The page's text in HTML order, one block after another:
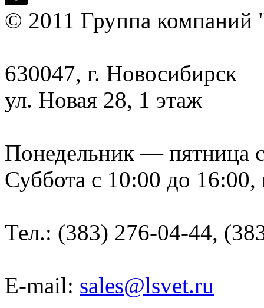
© 2011 Группа
630047, г. Новосибирск
ул. Новая 28, 1 этаж
Понедельник — пятница
Суббота с 10:00 до
Тел.: (383) 276-04-44,
E-mail: sales@lsvet.ru